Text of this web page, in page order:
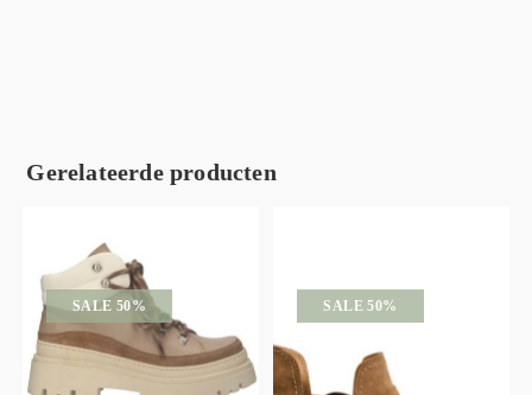
Gerelateerde producten
SALE 50% SALE 50%